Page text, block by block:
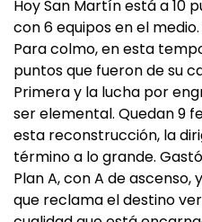
Hoy San Martín está a 10
con 6 equipos en el
Para colmo, en esta
puntos que fueron de su
Primera y la lucha por
ser elemental. Quedan 9
esta reconstrucción, la
término a lo grande.
Plan A, con A de ascenso,
que reclama el destino